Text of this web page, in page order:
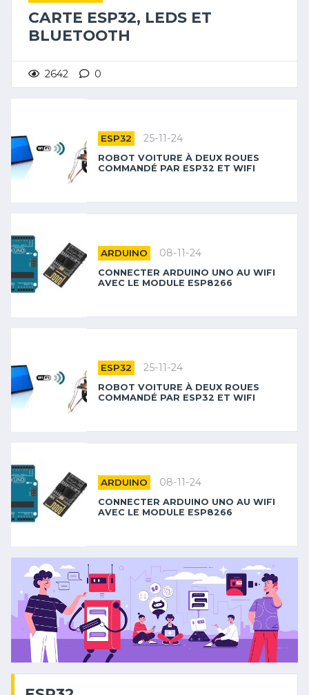
CARTE ESP32, LEDS ET
BLUETOOTH
2642 0
ESP32 25-11-24
ROBOT VOITURE À DEUX ROUES
COMMANDÉ PAR ESP32 ET WIFI
ARDUINO 08-11-24
CONNECTER ARDUINO UNO AU WIFI
AVEC LE MODULE ESP8266
ESP32 25-11-24
ROBOT VOITURE À DEUX ROUES
COMMANDÉ PAR ESP32 ET WIFI
ARDUINO 08-11-24
CONNECTER ARDUINO UNO AU WIFI
AVEC LE MODULE ESP8266